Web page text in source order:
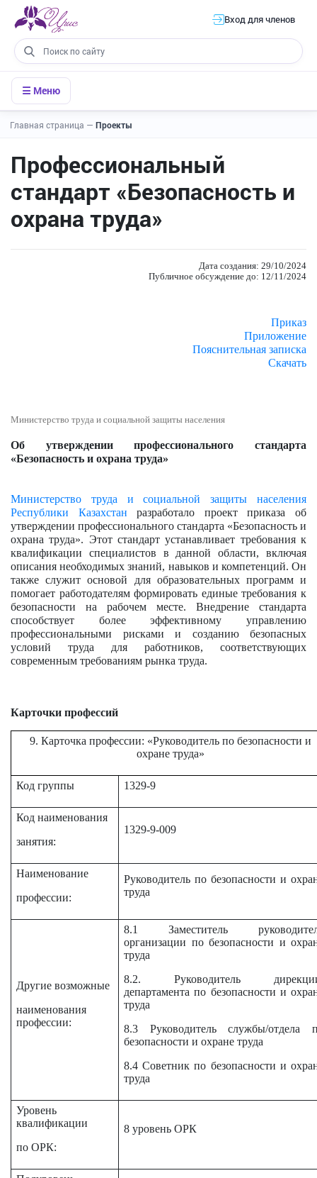
Вход для членов
☰ Меню
Главная страница — Проекты
Профессиональный
стандарт «Безопасность и
охрана труда»
Дата создания: 29/10/2024
Публичное обсуждение до: 12/11/2024
Приказ
Приложение
Пояснительная записка
Скачать
Министерство труда и социальной защиты населения
Об утверждении профессионального стандарта
«Безопасность и охрана труда»
Министерство труда и социальной защиты населения
Республики Казахстан разработало проект приказа об
утверждении профессионального стандарта «Безопасность и
охрана труда». Этот стандарт устанавливает требования к
квалификации специалистов в данной области, включая
описания необходимых знаний, навыков и компетенций. Он
также служит основой для образовательных программ и
помогает работодателям формировать единые требования к
безопасности на рабочем месте. Внедрение стандарта
способствует более эффективному управлению
профессиональными рисками и созданию безопасных
условий труда для работников, соответствующих
современным требованиям рынка труда​.
Карточки профессий
9. Карточка профессии: «Руководитель по безопасности и
охране труда»
Код группы 1329-9
Код наименования
занятия:
1329-9-009
Наименование
профессии:
Руководитель по безопасности и
труда
Другие возможные
наименования
профессии:
8.1 Заместитель
организации по безопасности и
труда
8.2. Руководитель
департамента по безопасности и
труда
8.3 Руководитель службы/отдела
безопасности и охране труда
8.4 Советник по безопасности и
труда
Уровень
квалификации
по ОРК:
8 уровень ОРК